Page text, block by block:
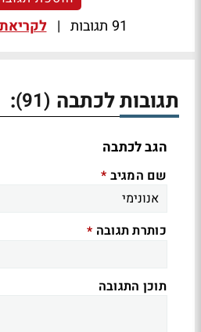
91 תגובות |
תגובות לכתבה (91)
:
הגב לכתבה
שם המגיב *
כותרת תגובה *
תוכן התגובה